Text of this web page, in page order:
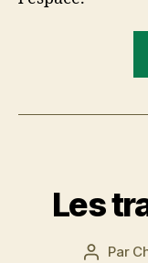
Les
Auteur
Par